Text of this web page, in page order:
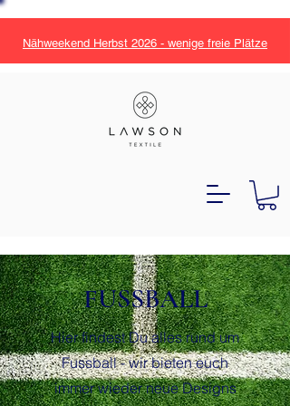
Nähweekend Herbst 2026 - wenige freie Plätze
FUSSBALL
Hier findest Du alles rund um
Fussball - wir bieten euch
immer wieder neue Designs